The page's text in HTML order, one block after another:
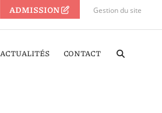
ADMISSION Gestion du site
ACTUALITÉS CONTACT